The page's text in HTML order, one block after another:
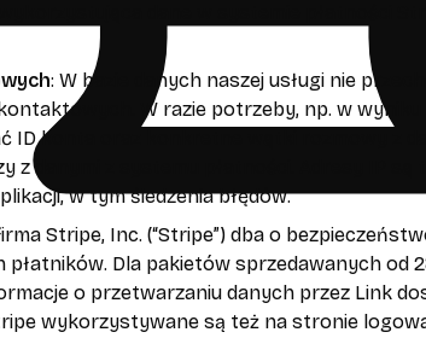
dane w systemie płatności
: W bazie danych naszej usługi nie
W razie potrzeby, np. w
ID konta oraz konkretne wątki rozmowy z
z danymi z systemu płatności. Adresy IP
w tym śledzenia błędów.
Stripe, Inc. (“Stripe”) dba o
Dla pakietów sprzedawanych od
o przetwarzaniu danych przez Link
wykorzystywane są też na stronie